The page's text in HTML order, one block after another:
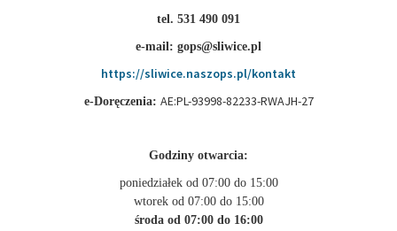
tel. 531 490 091
e-mail: gops@sliwice.pl
https://sliwice.naszops.pl/kontakt
e-Doręczenia: AE:PL-93998-82233-RWAJH-27
Godziny otwarcia:
poniedziałek od 07:00 do 15:00
wtorek od 07:00 do 15:00
środa od 07:00 do 16:00